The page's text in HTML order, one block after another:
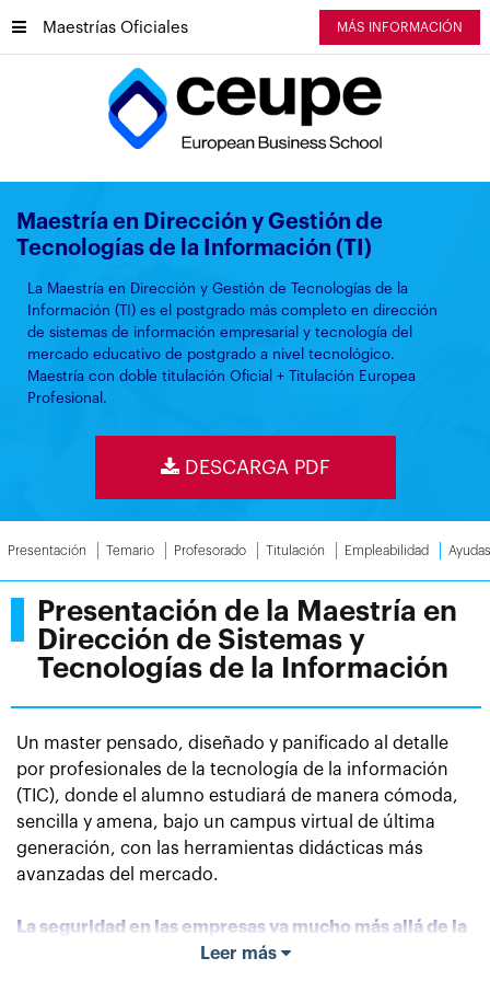
Maestrías Oficiales MÁS INFORMACIÓN
Maestría en Dirección y Gestión de
Tecnologías de la Información (TI)
La Maestría en Dirección y Gestión de Tecnologías de la
Información (TI) es el postgrado más completo en dirección
de sistemas de información empresarial y tecnología del
mercado educativo de postgrado a nivel tecnológico.
Maestría con doble titulación Oficial + Titulación Europea
Profesional.
DESCARGA PDF
Presentación Temario Profesorado Titulación Empleabilidad Ayudas
Presentación de la Maestría en
Dirección de Sistemas y
Tecnologías de la Información
Un master pensado, diseñado y panificado al detalle
por profesionales de la tecnología de la información
(TIC), donde el alumno estudiará de manera cómoda,
sencilla y amena, bajo un campus virtual de última
generación, con las herramientas didácticas más
avanzadas del mercado.
La seguridad en las empresas va mucho más allá de la
sobre las personas, bienes, dinero y los
Leer más